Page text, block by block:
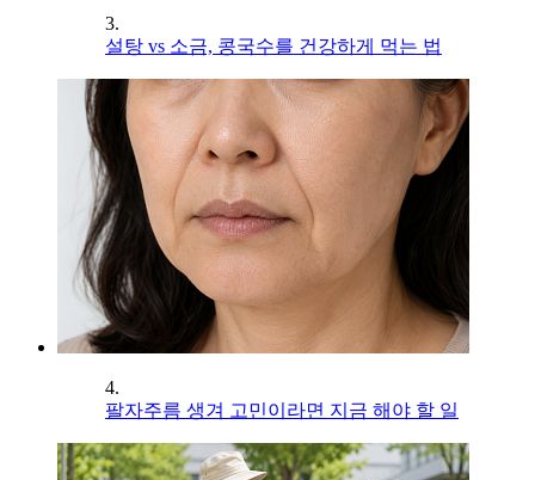
3.
설탕 vs 소금, 콩국수를 건강하게 먹는 법
4.
팔자주름 생겨 고민이라면 지금 해야 할 일